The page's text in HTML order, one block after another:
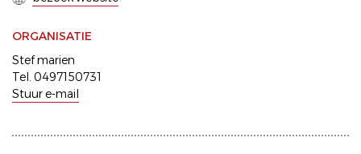
ORGANISATIE
Stef marien
Tel. 0497150731
Stuur e-mail